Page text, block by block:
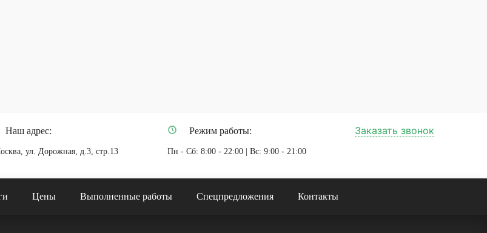
Наш адрес:
ул. Дорожная, д.3, стр.13
Режим работы:
Пн - Сб: 8:00 - 22:00 | Вс: 9:00 - 21:00
Заказать звонок
Цены Выполненные работы Спецпредложения Контакты